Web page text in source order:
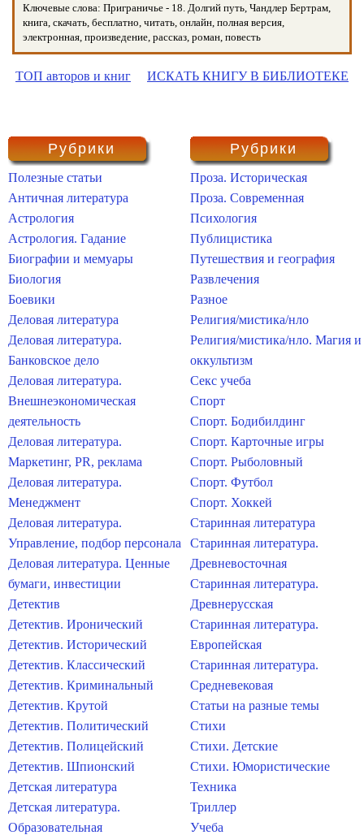
Ключевые слова: Приграничье - 18. Долгий путь, Чандлер Бертрам,
книга, скачать, бесплатно, читать, онлайн, полная версия,
электронная, произведение, рассказ, роман, повесть
ТОП авторов и книг ИСКАТЬ КНИГУ В БИБЛИОТЕКЕ
Рубрики
Полезные статьи
Античная литература
Астрология
Астрология. Гадание
Биографии и мемуары
Биология
Боевики
Деловая литература
Деловая литература.
Банковское дело
Деловая литература.
Внешнеэкономическая
деятельность
Деловая литература.
Маркетинг, PR, реклама
Деловая литература.
Менеджмент
Деловая литература.
Управление, подбор персонала
Деловая литература. Ценные
бумаги, инвестиции
Детектив
Детектив. Иронический
Детектив. Исторический
Детектив. Классический
Детектив. Криминальный
Детектив. Крутой
Детектив. Политический
Детектив. Полицейский
Детектив. Шпионский
Детская литература
Детская литература.
Образовательная
Рубрики
Проза. Историческая
Проза. Современная
Психология
Публицистика
Путешествия и география
Развлечения
Разное
Религия/мистика/нло
Религия/мистика/нло. Магия и
оккультизм
Секс учеба
Спорт
Спорт. Бодибилдинг
Спорт. Карточные игры
Спорт. Рыболовный
Спорт. Футбол
Спорт. Хоккей
Старинная литература
Старинная литература.
Древневосточная
Старинная литература.
Древнерусская
Старинная литература.
Европейская
Старинная литература.
Средневековая
Статьи на разные темы
Стихи
Стихи. Детские
Стихи. Юмористические
Техника
Триллер
Учеба